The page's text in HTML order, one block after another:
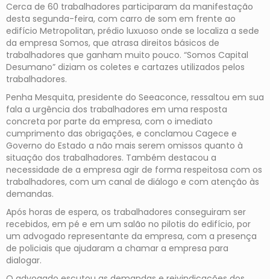
Cerca de 60 trabalhadores participaram da manifestação
desta segunda-feira, com carro de som em frente ao
edifício Metropolitan, prédio luxuoso onde se localiza a sede
da empresa Somos, que atrasa direitos básicos de
trabalhadores que ganham muito pouco. “Somos Capital
Desumano” diziam os coletes e cartazes utilizados pelos
trabalhadores.
Penha Mesquita, presidente do Seeaconce, ressaltou em sua
fala a urgência dos trabalhadores em uma resposta
concreta por parte da empresa, com o imediato
cumprimento das obrigações, e conclamou Cagece e
Governo do Estado a não mais serem omissos quanto à
situação dos trabalhadores. Também destacou a
necessidade de a empresa agir de forma respeitosa com os
trabalhadores, com um canal de diálogo e com atenção às
demandas.
Após horas de espera, os trabalhadores conseguiram ser
recebidos, em pé e em um salão no pilotis do edifício, por
um advogado representante da empresa, com a presença
de policiais que ajudaram a chamar a empresa para
dialogar.